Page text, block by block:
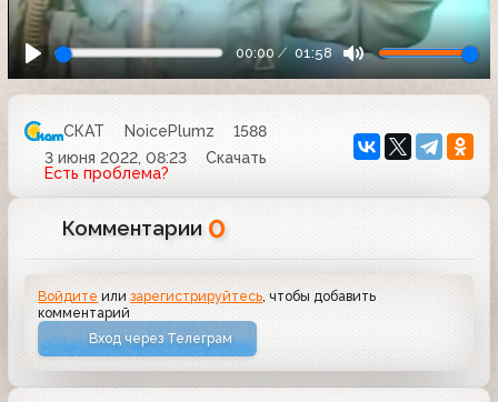
00:00 01:58
СКАТ NoicePlumz
1588
3 июня 2022, 08:23
Скачать
Есть проблема?
Комментарии 0
Войдите илизарегистрируйтесь, чтобы добавить
комментарий
Вход через Телеграм